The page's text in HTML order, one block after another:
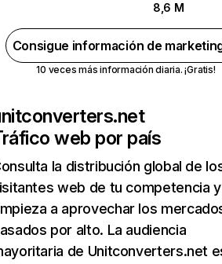
8,6 M
Consigue información de
10 veces más información diaria. ¡Gratis!
web por país
la distribución global de
web de tu competencia y
a aprovechar los
por alto. La audiencia
de Unitconverters.net